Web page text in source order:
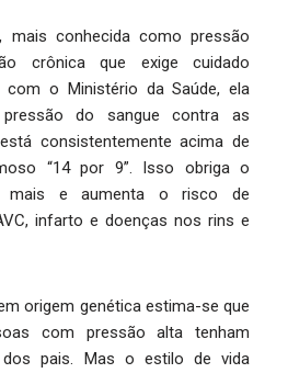
mais conhecida como pressão
crônica que exige cuidado
com o Ministério da Saúde, ela
do sangue contra as
consistentemente acima de
“14 por 9”. Isso obriga o
mais e aumenta o risco de
infarto e doenças nos rins e
origem genética estima-se que
com pressão alta tenham
dos pais. Mas o estilo de vida